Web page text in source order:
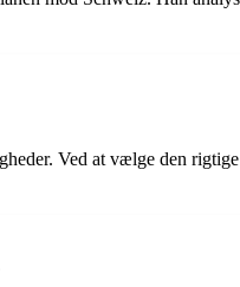
Ved at vælge den